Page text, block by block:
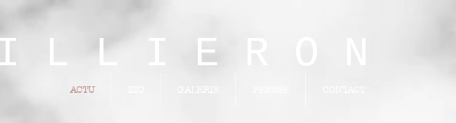
I E R O N
ACTU